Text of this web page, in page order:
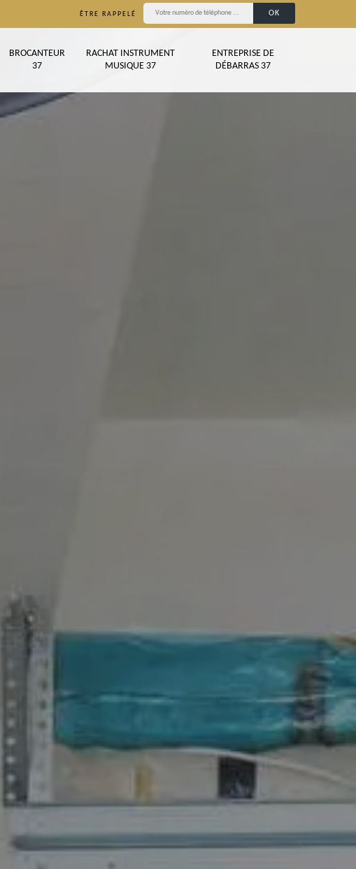
ÊTRE RAPPELÉ
BROCANTEUR
37
RACHAT INSTRUMENT
MUSIQUE 37
ENTREPRISE DE
DÉBARRAS 37